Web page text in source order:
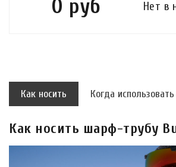
0 руб Нет в
Как носить Когда использовать
Как носить шарф-трубу